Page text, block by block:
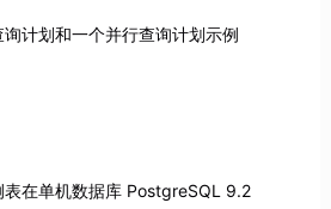
计划和一个并行查询计划示例
在单机数据库 PostgreSQL 9.2